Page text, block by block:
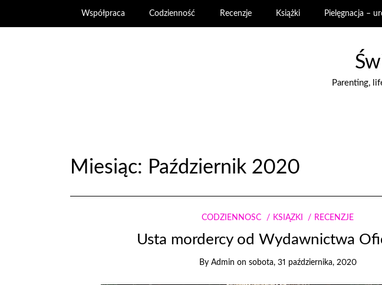
Współpraca Codzienność Recenzje Książki Pielęgnacja –
Parenting,
Miesiąc: Październik 2020
CODZIENNOŚĆ KSIĄŻKI RECENZJE
Usta mordercy od Wydawnictwa
By Admin on sobota, 31 października, 2020